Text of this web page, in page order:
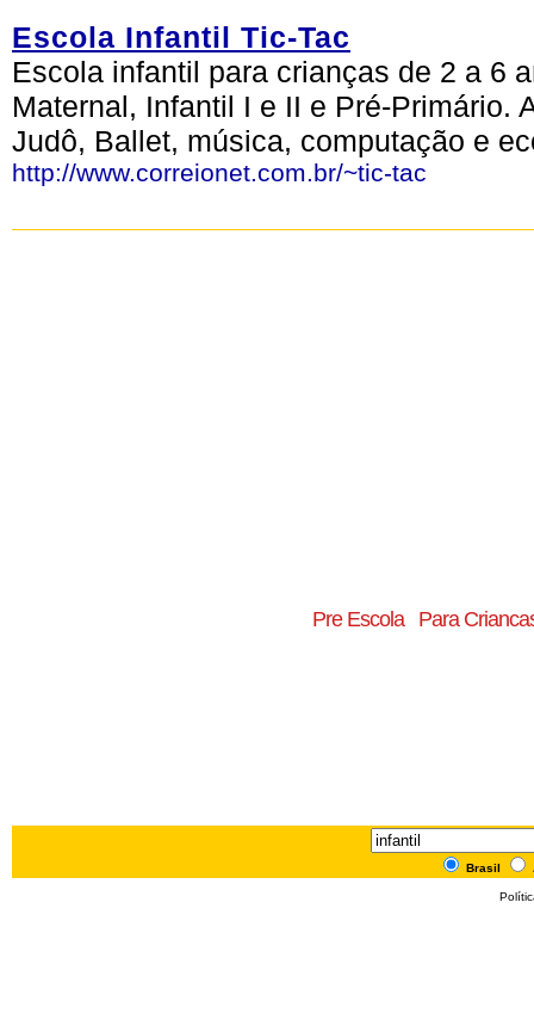
Escola Infantil Tic-Tac
Escola infantil para crianças de 2 a 6
Maternal, Infantil I e II e Pré-Primário.
Judô, Ballet, música, computação e
http://www.correionet.com.br/~tic-tac
Pre Escola Para
Brasil